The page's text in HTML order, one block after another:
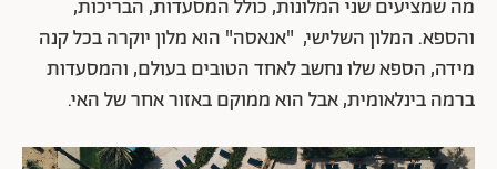
מה שמציעים שני המלונות, כולל המסעדות, הבריכות,
והספא. המלון השלישי, "אנאסה" הוא מלון יוקרה בכל קנה
מידה, הספא שלו נחשב לאחד הטובים בעולם, והמסעדות
ברמה בינלאומית, אבל הוא ממוקם באזור אחר של האי.